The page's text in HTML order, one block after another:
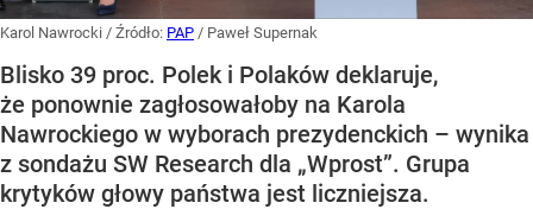
Karol Nawrocki / Źródło: PAP / Paweł Supernak
Blisko 39 proc. Polek i Polaków deklaruje,
że ponownie zagłosowałoby na Karola
Nawrockiego w wyborach prezydenckich – wynika
z sondażu SW Research dla „Wprost”. Grupa
krytyków głowy państwa jest liczniejsza.